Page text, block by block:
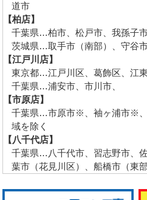
道市
【柏店】
千葉県…柏市、松戸市、我孫子
茨城県…取手市（南部）、守谷市
【江戸川店】
東京都…江戸川区、葛飾区、江
千葉県…浦安市、市川市、
【市原店】
千葉県…市原市※、袖ヶ浦市※
域を除く
【八千代店】
千葉県…八千代市、習志野市、
葉市（花見川区）、船橋市（東